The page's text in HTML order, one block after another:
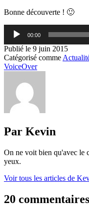
Bonne découverte ! 🙂
Lecteur
audio
00:00
Publié le 9 juin 2015
Catégorisé comme
VoiceOver
Par Kevin
On ne voit bien qu'avec le
yeux.
Voir tous les articles de
20 commentaires